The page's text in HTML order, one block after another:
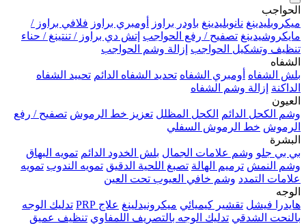
الحواجب
ميكروبلیدينغ نانوبليدينغ باودر براوز أومبري براوز فلافي براوز /
مايكروشيدينغ تصفيح / رفع الحواجب إتش دي براوز / تنتينغ / حناء
تنظيف وتشكيل الحواجب إزالة وشم الحواجب
الشفاه
بلش الشفاه أومبري الشفاه تحديد الشفاه الدائم تحييد الشفاه
الداكنة إزالة وشم الشفاه
العيون
وشم الكحل الدائم
الكحل المظلل تعزيز خط الرموش تصفيح / رفع
الرموش خط الرموش السفلي
البشرة
بي بي جلو وشم علامات الجمال بلش الخدود الدائم تمويه البهاق
وشم النمش ترميم الهالة تصبغ اللحية الدقيق تمويه الندوب تمويه
علامات التمدد وشم خافي العيوب تحت العين
الوجه
هايدرا فيشل تقشير كيميائي ميكرونيدلينغ علاج PRP
تدليك الوجه
بالنحت الشدقي تدليك الوجه بالتصريف اللمفاوي تنظيف عميق